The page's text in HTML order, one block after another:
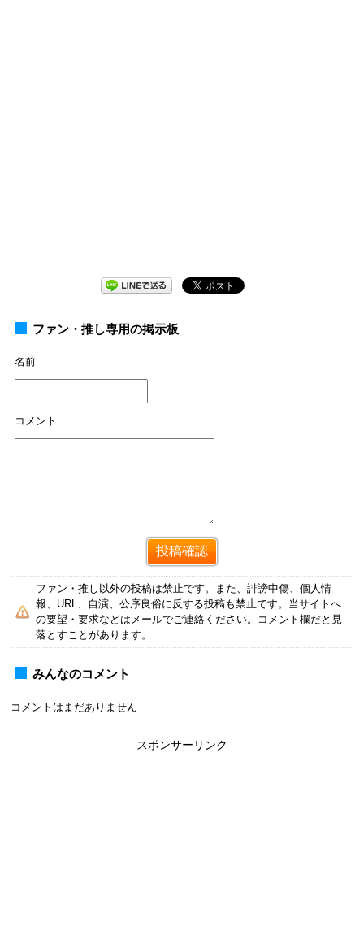
ファン・推し専用の掲示板
名前
コメント
ファン・推し以外の投稿は禁止です。また、誹謗中傷、個人情
報、URL、自演、公序良俗に反する投稿も禁止です。当サイトへ
の要望・要求などはメールでご連絡ください。コメント欄だと見
落とすことがあります。
みんなのコメント
コメントはまだありません
スポンサーリンク